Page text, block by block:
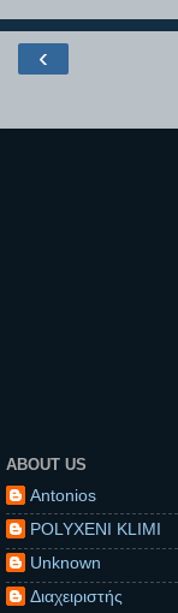
‹
ABOUT US
Antonios
POLYXENI KLIMI
Unknown
Διαχειριστής